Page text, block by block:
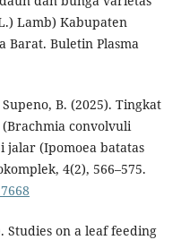
Lamb) Kabupaten
Barat. Buletin Plasma
B. (2025). Tingkat
convolvuli
jalar (Ipomoea batatas
4(2), 566–575.
Studies on a leaf feeding